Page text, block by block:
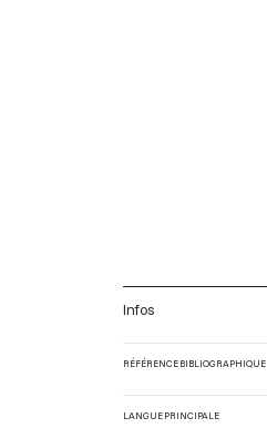
Infos
RÉFÉRENCE BIBLIOGRAPHIQUE
LANGUE PRINCIPALE